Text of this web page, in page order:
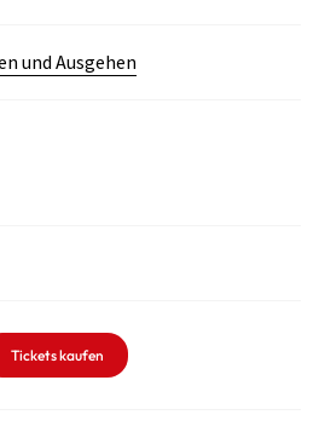
und Ausgehen
Tickets kaufen